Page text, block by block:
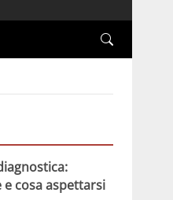
cosa aspettarsi